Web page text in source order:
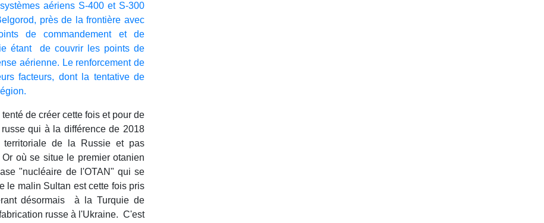
aériens S-400 et S-300
près de la frontière avec
de commandement et de
étant de couvrir les points de
aérienne. Le renforcement de
facteurs, dont la tentative de
de créer cette fois et pour de
qui à la différence de 2018
territoriale de la Russie et pas
où se situe le premier otanien
"nucléaire de l'OTAN" qui se
le malin Sultan est cette fois pris
désormais à la Turquie de
russe à l'Ukraine. C'est